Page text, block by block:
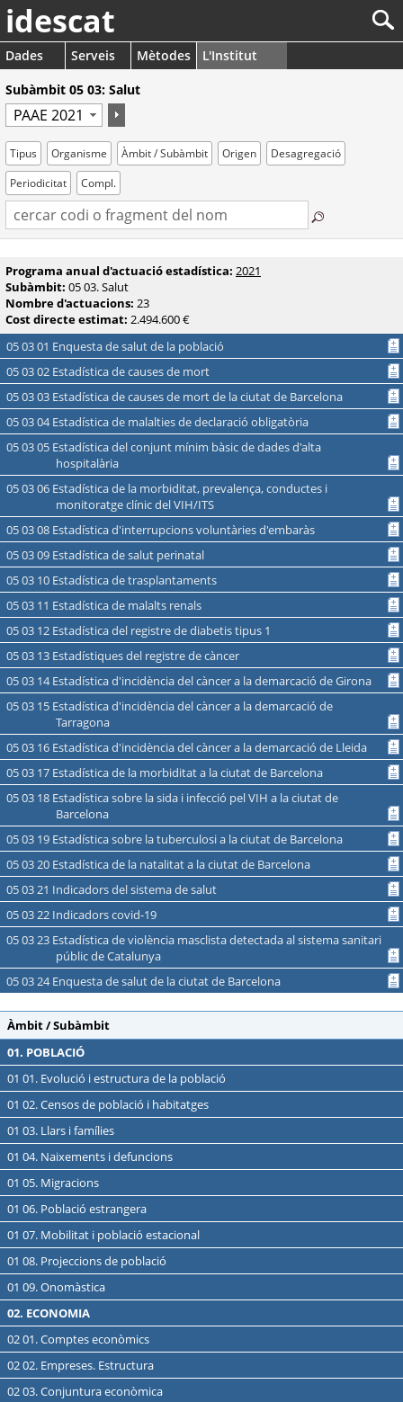
idescat
Dades Serveis Mètodes
L'Institut
Subàmbit 05 03: Salut
Tipus Organisme Àmbit / Subàmbit Origen
Desagregació
Periodicitat
Compl.
Programa anual d'actuació estadística: 2021
Subàmbit: 05 03. Salut
Nombre d'actuacions: 23
Cost directe estimat: 2.494.600 €
05 03 01 Enquesta de salut de la població
05 03 02 Estadística de causes de mort
05 03 03 Estadística de causes de mort de la ciutat de Barcelona
05 03 04 Estadística de malalties de declaració obligatòria
05 03 05 Estadística del conjunt mínim bàsic de dades d'alta
hospitalària
05 03 06 Estadística de la morbiditat, prevalença, conductes i
monitoratge clínic del VIH/ITS
05 03 08 Estadística d'interrupcions voluntàries d'embaràs
05 03 09 Estadística de salut perinatal
05 03 10 Estadística de trasplantaments
05 03 11 Estadística de malalts renals
05 03 12 Estadística del registre de diabetis tipus 1
05 03 13 Estadístiques del registre de càncer
05 03 14 Estadística d'incidència del càncer a la demarcació de Girona
05 03 15 Estadística d'incidència del càncer a la demarcació de
Tarragona
05 03 16 Estadística d'incidència del càncer a la demarcació de Lleida
05 03 17 Estadística de la morbiditat a la ciutat de Barcelona
05 03 18 Estadística sobre la sida i infecció pel VIH a la ciutat de
Barcelona
05 03 19 Estadística sobre la tuberculosi a la ciutat de Barcelona
05 03 20 Estadística de la natalitat a la ciutat de Barcelona
05 03 21 Indicadors del sistema de salut
05 03 22 Indicadors covid-19
05 03 23 Estadística de violència masclista detectada al sistema sanitari
públic de Catalunya
05 03 24 Enquesta de salut de la ciutat de Barcelona
Àmbit / Subàmbit
01. POBLACIÓ
01 01. Evolució i estructura de la població
01 02. Censos de població i habitatges
01 03. Llars i famílies
01 04. Naixements i defuncions
01 05. Migracions
01 06. Població estrangera
01 07. Mobilitat i població estacional
01 08. Projeccions de població
01 09. Onomàstica
02. ECONOMIA
02 01. Comptes econòmics
02 02. Empreses. Estructura
02 03. Conjuntura econòmica